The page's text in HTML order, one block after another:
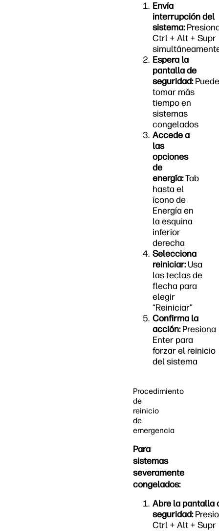
Envía
interrupción del
sistema:
Ctrl + Alt + Supr
Espera la
pantalla de
seguridad:Puede
tomar más
tiempo en
sistemas
congelados
Accede a
las
opciones
de
energía:Tab
hasta el
ícono de
Energía en
la esquina
inferior
derecha
Selecciona
reiniciar:Usa
las teclas de
flecha para
elegir
“Reiniciar”
Confirma la
acción:Presiona
Enter para
forzar el reinicio
del sistema
Procedimiento
de
reinicio
de
emergencia
Para
sistemas
severamente
congelados:
Abre la pantalla
seguridad:
Ctrl + Alt + Supr